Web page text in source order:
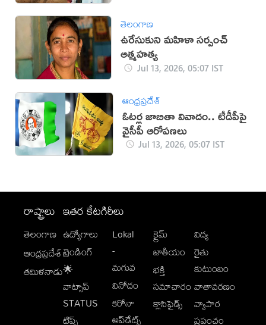
తెలంగాణ
ఉరేసుకుని మహిళా సర్పంచ్
ఆత్మహత్య
Jul 13, 2026, 05:07 IST
ఆంధ్రప్రదేశ్
ఓటర్ల జాబితా వివాదం.. టీడీపీపై
వైసీపీ ఆరోపణలు
Jul 13, 2026, 05:07 IST
రాష్ట్రాలు
తెలంగాణ
ఆంధ్రప్రదేశ్
తమిళనాడు
ఇతర కేటగిరీలు
ఉద్యోగాలు
ట్రెండింగ్
🌟
వాట్సాప్
STATUS
టిప్స్
Lokal
-
మగువ
వినోదం
కరోనా
అప్‌డేట్స్
క్రైమ్
జాతీయం
భక్తి
సమాచారం
క్లాసిఫైడ్స్
విద్య
రైతు
కుటుంబం
వాతావరణం
వ్యాపార
ప్రపంచం